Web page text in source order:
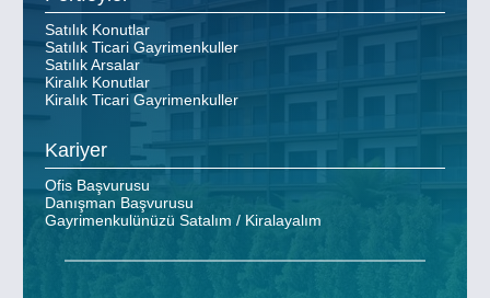
Satılık Konutlar
Satılık Ticari Gayrimenkuller
Satılık Arsalar
Kiralık Konutlar
Kiralık Ticari Gayrimenkuller
Kariyer
Ofis Başvurusu
Danışman Başvurusu
Gayrimenkulünüzü Satalım / Kiralayalım